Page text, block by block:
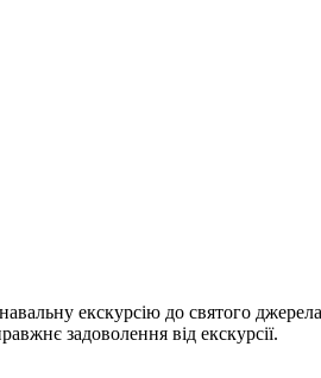
екскурсію до святого
задоволення від екскурсії.